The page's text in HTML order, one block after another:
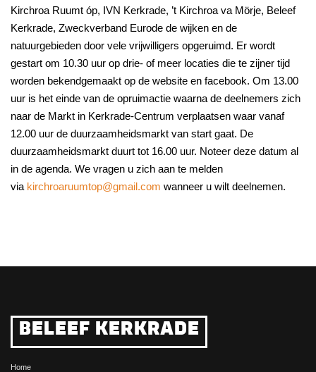
Kirchroa Ruumt óp, IVN Kerkrade, ’t Kirchroa va Mörje, Beleef
Kerkrade, Zweckverband Eurode de wijken en de
natuurgebieden door vele vrijwilligers opgeruimd. Er wordt
gestart om 10.30 uur op drie- of meer locaties die te zijner tijd
worden bekendgemaakt op de website en facebook. Om 13.00
uur is het einde van de opruimactie waarna de deelnemers zich
naar de Markt in Kerkrade-Centrum verplaatsen waar vanaf
12.00 uur de duurzaamheidsmarkt van start gaat. De
duurzaamheidsmarkt duurt tot 16.00 uur. Noteer deze datum al
in de agenda. We vragen u zich aan te melden
via kirchroaruumtop@gmail.com wanneer u wilt deelnemen.
BELEEF KERKRADE
Home